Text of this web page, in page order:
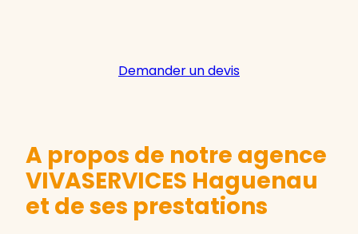
Demander un devis
A propos de notre agence
VIVASERVICES Haguenau
et de ses prestations